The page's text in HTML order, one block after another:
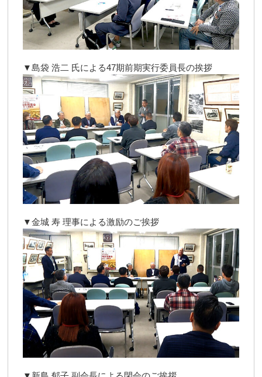
▼島袋 浩二 氏による47期前期実行委員長の挨拶
▼金城 寿 理事による激励のご挨拶